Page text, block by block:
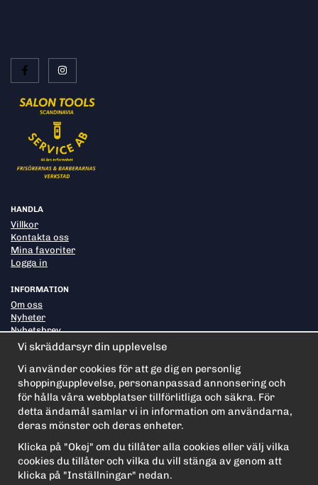
HANDLA
Villkor
Kontakta oss
Mina favoriter
Logga in
INFORMATION
Om oss
Nyheter
Nyhetsbrev
Om cookies
PRENUMERERA PÅ NYHETSBREVET FÖR VÅRA BÄSTA
ERBJUDANDEN OCH NYHETER!
E-
postadress
Vi skräddarsyr din upplevelse
Vi använder cookies för att ge dig en personlig
shoppingupplevelse, personanpassad annonsering och
för hålla våra webbplatser tillförlitliga och säkra. För
detta ändamål samlar vi in information om användarna,
deras mönster och deras enheter.
Klicka på "Okej" om du tillåter alla cookies eller välj vilka
cookies du tillåter och vilka du vill stänga av genom att
klicka på "Inställningar" nedan.